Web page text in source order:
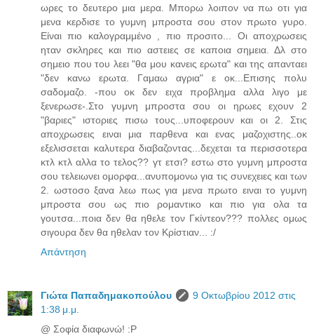
ωρες το δευτερο μια μερα. Μπορω λοιπον να πω οτι για
μενα κερδισε το γυμνη μπροστα σου στον πρωτο γυρο.
Είναι πιο καλογραμμένο , πιο προσιτο... Οι αποχρωσεις
ηταν σκληρες και πιο αστειες σε καποια σημεια. Δλ στο
σημειο που του λεει "θα μου κανεις ερωτα" και της απανταει
"δεν κανω ερωτα. Γαμαω αγρια" ε οκ...Επισης πολυ
σαδομαζο. -που οκ δεν ειχα προβλημα αλλα λιγο με
ξενερωσε-.Στο γυμνη μπροστα σου οι ηρωες εχουν 2
"βαριες" ιστοριες πισω τους...υποφερουν και οι 2. Στις
αποχρωσεις ειναι μια παρθενα και ενας μαζοχιστης..οκ
εξελισσεται καλυτερα διαβαζοντας...δεχεται τα περισσοτερα
κτλ κτλ αλλα το τελος?? γτ ετσι? εστω στο γυμνη μπροστα
σου τελειωνει ομορφα...ανυπομονω για τις συνεχειες και των
2. ωστοσο ξανα λεω πως για μενα πρωτο ειναι το γυμνη
μπροστα σου ως πιο ρομαντικο και πιο για ολα τα
γουτσα...ποια δεν θα ηθελε τον Γκίντεον??? πολλες ομως
σιγουρα δεν θα ηθελαν τον Κρίστιαν... :/
Απάντηση
Γιώτα Παπαδημακοπούλου
9 Οκτωβρίου 2012 στις
1:38 μ.μ.
@ Σοφία διαφωνώ! :P